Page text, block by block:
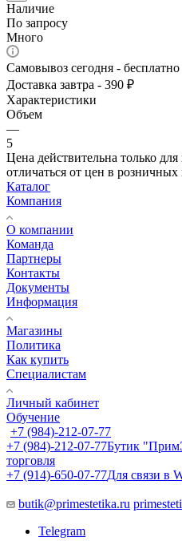
Наличие
По запросу
Много
Самовывоз сегодня - бесплатно
Доставка завтра - 390 ₽
Характеристики
Объем
—
5
Цена действительна только
отличаться от цен в розничных
Каталог
Компания
О компании
Команда
Партнеры
Контакты
Документы
Информация
Магазины
Политика
Как купить
Специалистам
Личный кабинет
Обучение
+7 (984)-212-07-77
+7 (984)-212-07-77Бутик
торговля
+7 (914)-650-07-77Для связи в
butik@primestetika.ru
Telegram